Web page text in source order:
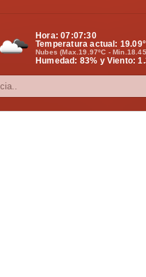
Hora:07:07:31
Temperatura actual: 19.09
Nubes (Max.19.97ºC -
Humedad: 83% y Viento: